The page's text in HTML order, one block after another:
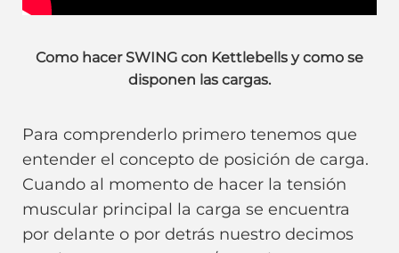
Como hacer SWING con Kettlebells y como se
disponen las cargas.
Para comprenderlo primero tenemos que
entender el concepto de posición de carga.
Cuando al momento de hacer la tensión
muscular principal la carga se encuentra
por delante o por detrás nuestro decimos